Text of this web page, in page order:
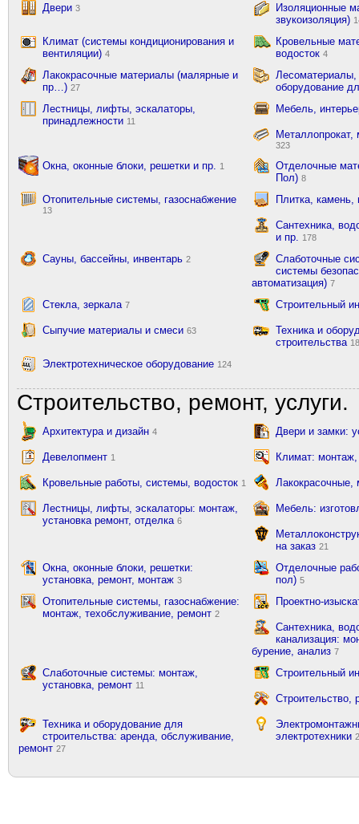
Двери 3
Изоляционные
звукоизоляция)
Климат (системы кондиционирования и
вентиляции) 4
Кровельные
водосток 4
Лакокрасочные материалы (малярные и
пр…) 27
оборудование
Лестницы, лифты, эскалаторы,
принадлежности 11
Мебель,
323
Окна, оконные блоки, решетки и пр. 1
Отделочные
Пол) 8
Отопительные системы, газоснабжение
13
Плитка,
Сантехника,
и пр.
178
Сауны, бассейны, инвентарь 2
Слаботочные
системы
автоматизация) 7
Стекла, зеркала 7 Строительный
Сыпучие материалы и смеси 63
Техника и
строительства
Электротехническое оборудование 124
Строительство, ремонт, услуги.
Архитектура и дизайн 4 Двери и замки:
Девелопмент 1 Климат:
Кровельные работы, системы, водосток 1
Лестницы, лифты, эскалаторы: монтаж,
установка ремонт, отделка 6
Мебель:
на заказ 21
Окна, оконные блоки, решетки:
установка, ремонт, монтаж 3
Отделочные
пол) 5
Отопительные системы, газоснабжение:
монтаж, техобслуживание, ремонт 2
Проектно-
Сантехника,
канализация:
бурение, анализ 7
Слаботочные системы: монтаж,
установка, ремонт 11
Строительный
Строительство,
Техника и оборудование для
строительства: аренда, обслуживание,
ремонт 27
электротехники